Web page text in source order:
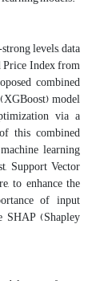
levels, data
Price Index from
combined
model
via a
this combined
learning
Support Vector
to enhance the
of input
SHAP (Shapley